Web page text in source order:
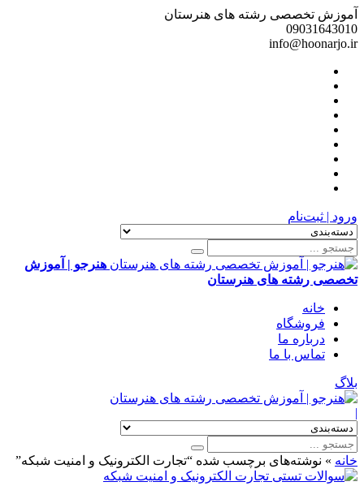
آموزش تخصصی رشته های هنرستان
09031643010
info@hoonarjo.ir
ورود | ثبت‌نام
هنرجو | آموزش
تخصصی رشته های هنرستان
خانه
فروشگاه
درباره ما
تماس با ما
بلاگ
|
خانه » نوشته‌های برچسب شده “تجارت الکترونیک و امنیت شبکه”